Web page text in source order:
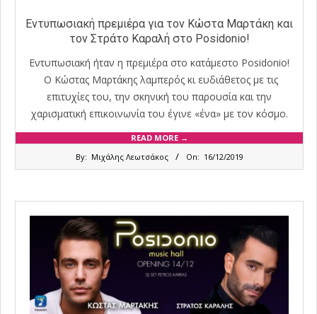
Εντυπωσιακή πρεμιέρα για τον Κώστα Μαρτάκη και
τον Στράτο Καραλή στο Posidonio!
Εντυπωσιακή ήταν η πρεμιέρα στο κατάμεστο Posidonio!
Ο Κώστας Μαρτάκης λαμπερός κι ευδιάθετος με τις
επιτυχίες του, την σκηνική του παρουσία και την
χαρισματική επικοινωνία του έγινε «ένα» με τον κόσμο.
READ MORE →
By: Μιχάλης Λεωτσάκος On: 16/12/2019